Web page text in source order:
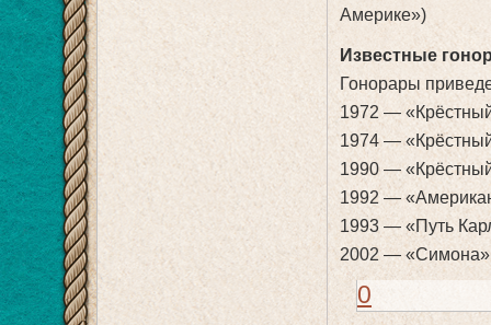
Америке»)
Известные
Гонорары
1972 —
1974 —
1990 —
1992 —
1993 — «Путь
2002 —
0